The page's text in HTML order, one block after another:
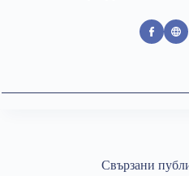
Свързани